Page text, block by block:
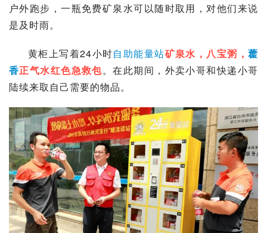
户外跑步，一瓶免费矿泉水可以随时取用，对他们来说
是及时雨。
黄柜上写着24小时自助能量站矿泉水，八宝粥，藿
香正气水红色急救包。在此期间，外卖小哥和快递小哥
陆续来取自己需要的物品。